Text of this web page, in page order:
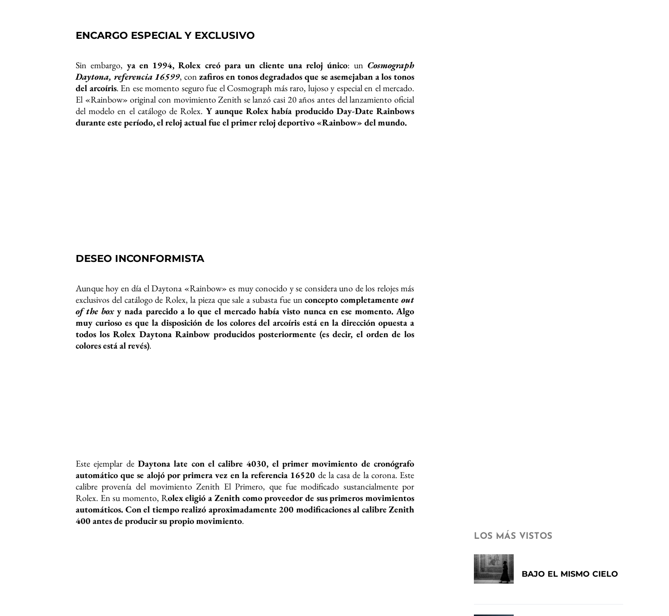
ENCARGO ESPECIAL Y EXCLUSIVO
Sin embargo,ya en 1994, Rolex creó para un cliente una reloj único: unCosmograph
Daytona, referencia 16599, conzafiros en tonos degradados que se asemejaban a los tonos
del arcoíris. En ese momento seguro fue el Cosmograph más raro, lujoso y especial en el mercado.